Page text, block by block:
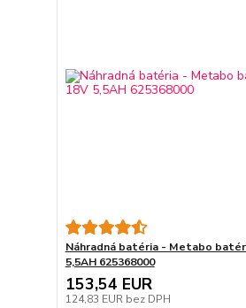
Náhradná batéria - Metabo
5,5AH 625368000
153,54 EUR
124,83 EUR bez DPH